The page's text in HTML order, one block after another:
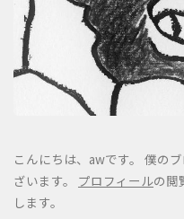
こんにちは、awです。 僕の
ざいます。 プロフィールの閲
します。